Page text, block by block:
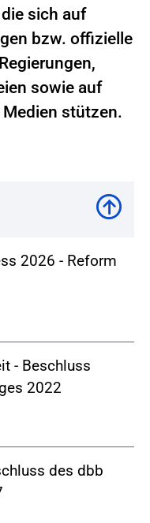
sich auf
bzw. offizielle
sowie auf
stützen.
2026 - Reform
- Beschluss
2022
des dbb